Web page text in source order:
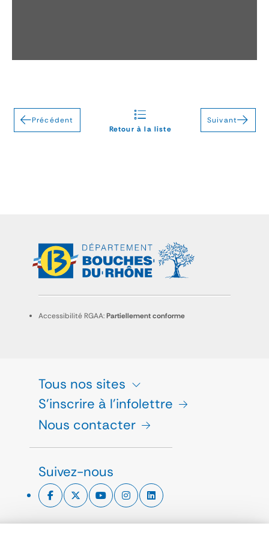
Précédent
Retour à la liste
Suivant
Accessibilité RGAA:Partiellement conforme
Tous nos sites
S'inscrire à l'infolettre
Nous contacter
Suivez-nous